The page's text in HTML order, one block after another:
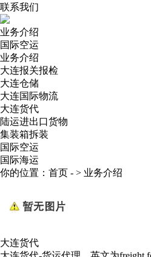
联系我们
业务介绍
国际空运
业务介绍
大连报关报检
大连仓储
大连国际物流
大连货代
陆运进出口货物
集装箱拆装
国际空运
国际海运
你的位置： 首页 - > 业务介绍
大连货代